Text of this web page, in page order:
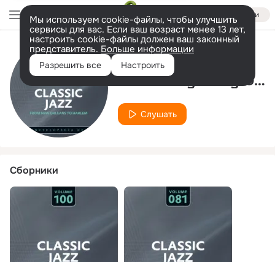
Войти
Мы используем cookie-файлы, чтобы улучшить
сервисы для вас. Если ваш возраст менее 13 лет,
настроить cookie-файлы должен ваш законный
представитель. Больше информации
Разрешить все Настроить
Исполнитель
Mills Hotsy Totsy Gang
Слушать
Сборники